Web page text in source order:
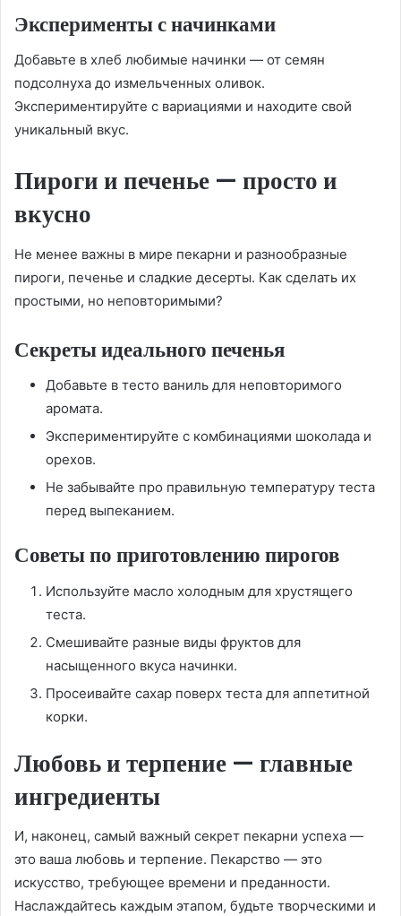
Эксперименты с начинками
Добавьте в хлеб любимые начинки — от семян
подсолнуха до измельченных оливок.
Экспериментируйте с вариациями и находите свой
уникальный вкус.
Пироги и печенье — просто и
вкусно
Не менее важны в мире пекарни и разнообразные
пироги, печенье и сладкие десерты. Как сделать их
простыми, но неповторимыми?
Секреты идеального печенья
Добавьте в тесто ваниль для неповторимого
аромата.
Экспериментируйте с комбинациями шоколада и
орехов.
Не забывайте про правильную температуру теста
перед выпеканием.
Советы по приготовлению пирогов
Используйте масло холодным для хрустящего
теста.
Смешивайте разные виды фруктов для
насыщенного вкуса начинки.
Просеивайте сахар поверх теста для аппетитной
корки.
Любовь и терпение — главные
ингредиенты
И, наконец, самый важный секрет пекарни успеха —
это ваша любовь и терпение. Пекарство — это
искусство, требующее времени и преданности.
Наслаждайтесь каждым этапом, будьте творческими и